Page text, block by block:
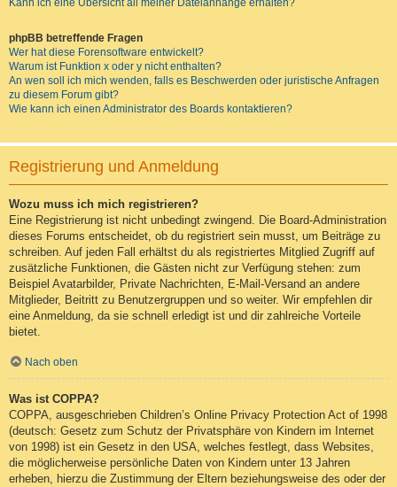
Kann ich eine Übersicht all meiner Dateianhänge erhalten?
phpBB betreffende Fragen
Wer hat diese Forensoftware entwickelt?
Warum ist Funktion x oder y nicht enthalten?
An wen soll ich mich wenden, falls es Beschwerden oder juristische Anfragen
zu diesem Forum gibt?
Wie kann ich einen Administrator des Boards kontaktieren?
Registrierung und Anmeldung
Wozu muss ich mich registrieren?
Eine Registrierung ist nicht unbedingt zwingend. Die Board-Administration
dieses Forums entscheidet, ob du registriert sein musst, um Beiträge zu
schreiben. Auf jeden Fall erhältst du als registriertes Mitglied Zugriff auf
zusätzliche Funktionen, die Gästen nicht zur Verfügung stehen: zum
Beispiel Avatarbilder, Private Nachrichten, E-Mail-Versand an andere
Mitglieder, Beitritt zu Benutzergruppen und so weiter. Wir empfehlen dir
eine Anmeldung, da sie schnell erledigt ist und dir zahlreiche Vorteile
bietet.
Nach oben
Was ist COPPA?
COPPA, ausgeschrieben Children’s Online Privacy Protection Act of 1998
(deutsch: Gesetz zum Schutz der Privatsphäre von Kindern im Internet
von 1998) ist ein Gesetz in den USA, welches festlegt, dass Websites,
die möglicherweise persönliche Daten von Kindern unter 13 Jahren
erheben, hierzu die Zustimmung der Eltern beziehungsweise des oder der